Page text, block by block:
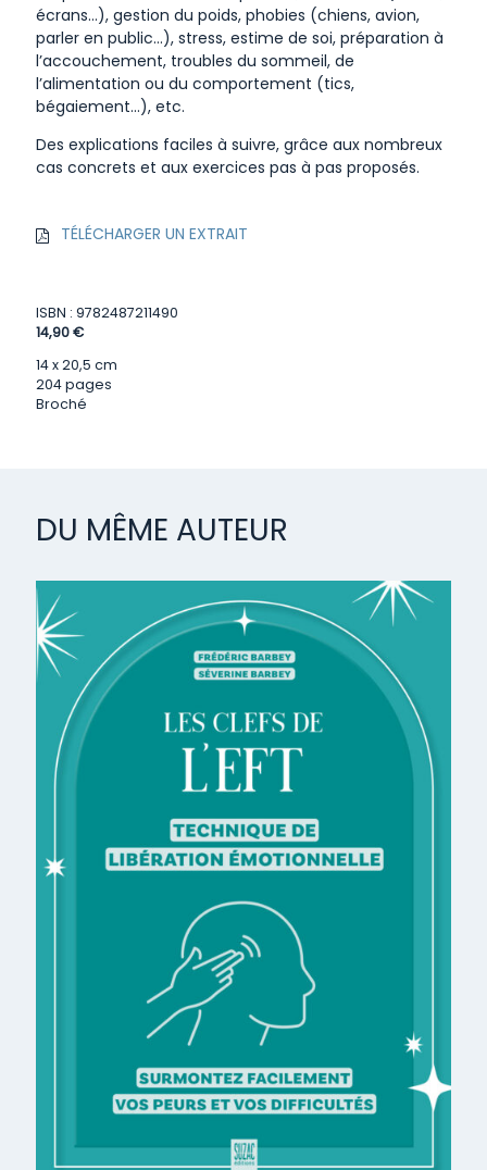
écrans…), gestion du poids, phobies (chiens, avion,
parler en public…), stress, estime de soi, préparation à
l’accouchement, troubles du sommeil, de
l’alimentation ou du comportement (tics,
bégaiement…), etc.
Des explications faciles à suivre, grâce aux nombreux
cas concrets et aux exercices pas à pas proposés.
TÉLÉCHARGER UN EXTRAIT
ISBN : 9782487211490
14,90 €
14 x 20,5 cm
204 pages
Broché
DU MÊME AUTEUR